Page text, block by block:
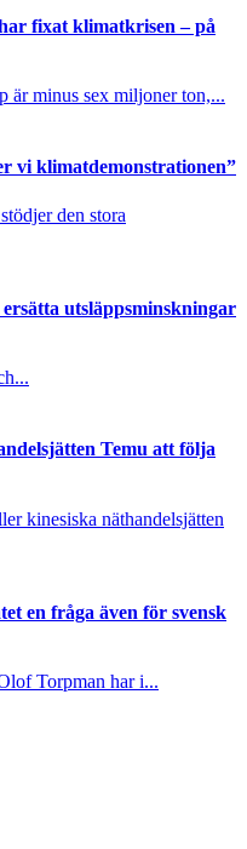
fixat klimatkrisen – på
är minus sex miljoner ton,...
vi klimatdemonstrationen”
den stora
utsläppsminskningar
Temu att följa
kinesiska näthandelsjätten
en fråga även för svensk
Torpman har i...